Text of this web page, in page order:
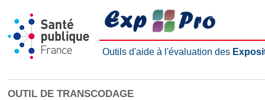
Outils d'aide à l'évaluation des
OUTIL DE TRANSCODAGE